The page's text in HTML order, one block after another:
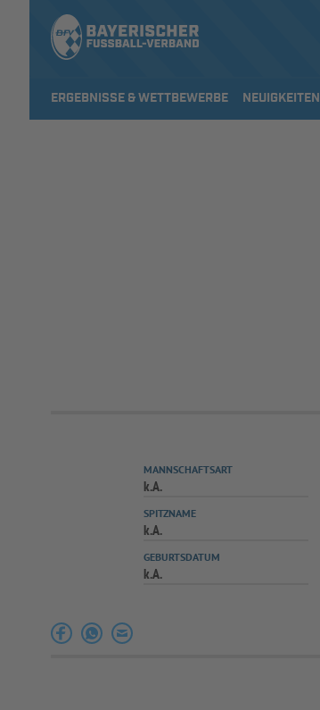
ERGEBNISSE & WETTBEWERBE NEUIGKEITEN
MANNSCHAFTSART
k.A.
SPITZNAME
k.A.
GEBURTSDATUM
k.A.